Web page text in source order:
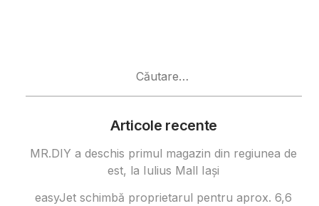
Articole recente
MR.DIY a deschis primul magazin din regiunea de
est, la Iulius Mall Iași
easyJet schimbă proprietarul pentru aprox. 6,6